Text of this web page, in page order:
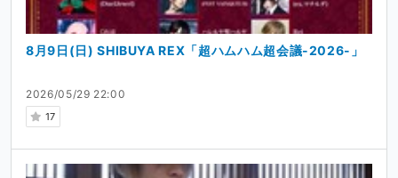
2026/05/29 22:00
17
8月9日(日) SHIBUYA REX「超ハムハム超会議-2026-」